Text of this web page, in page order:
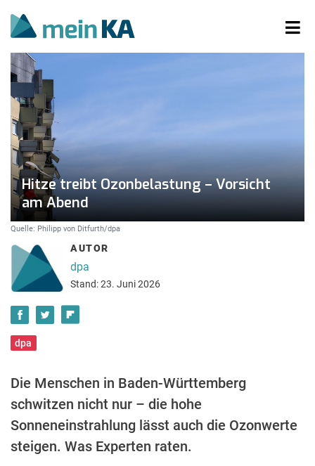
Hitze treibt Ozonbelastung – Vorsicht
am Abend
Quelle: Philipp von Ditfurth/dpa
AUTOR
dpa
Stand: 23. Juni 2026
dpa
Die Menschen in Baden-Württemberg
schwitzen nicht nur – die hohe
Sonneneinstrahlung lässt auch die Ozonwerte
steigen. Was Experten raten.